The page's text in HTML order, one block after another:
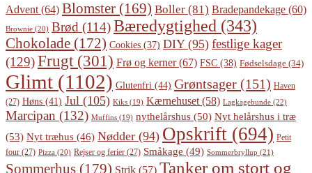
Advent (64) Blomster (169) Boller (81) Bradepandekage (60)
Brownie (20) Brød (114)Bæredygtighed (343)
Chokolade (172) Cookies (37) DIY(95) festlige kager
(129)Frugt (301) Frø og kerner(67) FSC (38) Fødselsdage (34)
Glimt (1102) Glutenfri (44) Grøntsager (151) Haven
(27) Høns (41) Jul (105) Kiks (19) Kærnehuset (58) Lagkagebunde (22)
Marcipan (132) Muffins (19) nythelårshus (50) Nyt helårshus i træ
(53) Nyt træhus (46) Nødder (94) Opskrift (694) Petit
four (27) Pizza (20) Rejser og ferier (27) Småkage (49) Sommerbryllup (21)
Sommerhus (179) Strik (57) Tanker om stort og